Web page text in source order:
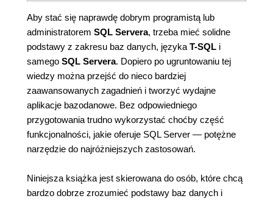
Aby stać się naprawdę dobrym programistą lub
administratorem SQL Servera, trzeba mieć solidne
podstawy z zakresu baz danych, języka T-SQL i
samego SQL Servera. Dopiero po ugruntowaniu tej
wiedzy można przejść do nieco bardziej
zaawansowanych zagadnień i tworzyć wydajne
aplikacje bazodanowe. Bez odpowiedniego
przygotowania trudno wykorzystać choćby część
funkcjonalności, jakie oferuje SQL Server — potężne
narzędzie do najróżniejszych zastosowań.
Niniejsza książka jest skierowana do osób, które chcą
bardzo dobrze zrozumieć podstawy baz danych i